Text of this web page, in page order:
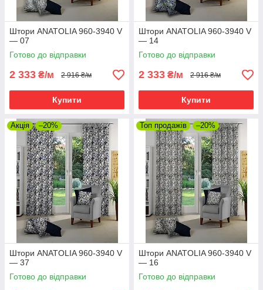
Штори ANATOLIA 960-3940 V
— 07
Готово до відправки
2 333 ₴/м 2 916 ₴/м
Купити
Штори ANATOLIA 960-3940 V
— 14
Готово до відправки
2 333 ₴/м 2 916 ₴/м
Купити
Акція –20%
Штори ANATOLIA 960-3940 V
— 37
Готово до відправки
Топ продажів –20%
Штори ANATOLIA 960-3940 V
— 16
Готово до відправки